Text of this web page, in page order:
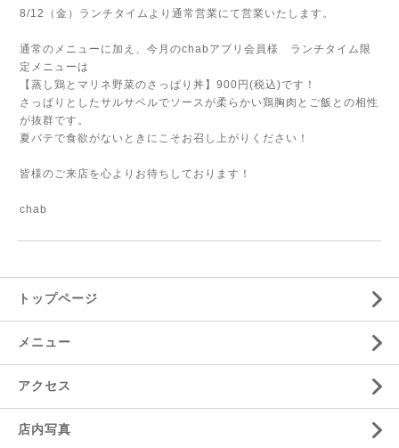
8/12（金）ランチタイムより通常営業にて営業いたします。
通常のメニューに加え、今月のchabアプリ会員様 ランチタイム限
定メニューは
【蒸し鶏とマリネ野菜のさっぱり丼】900円(税込)です！
さっぱりとしたサルサベルでソースが柔らかい鶏胸肉とご飯との相性
が抜群です。
夏バテで食欲がないときにこそお召し上がりください！
皆様のご来店を心よりお待ちしております！
chab
トップページ
メニュー
アクセス
店内写真